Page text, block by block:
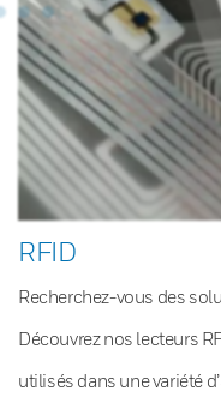
RFID
Recherchez-vous des
Découvrez nos lecteurs
utilisés dans une variété